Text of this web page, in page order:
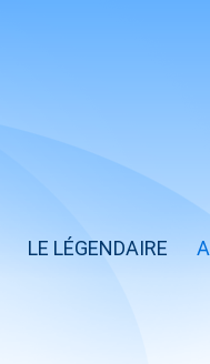
LE LÉGENDAIRE